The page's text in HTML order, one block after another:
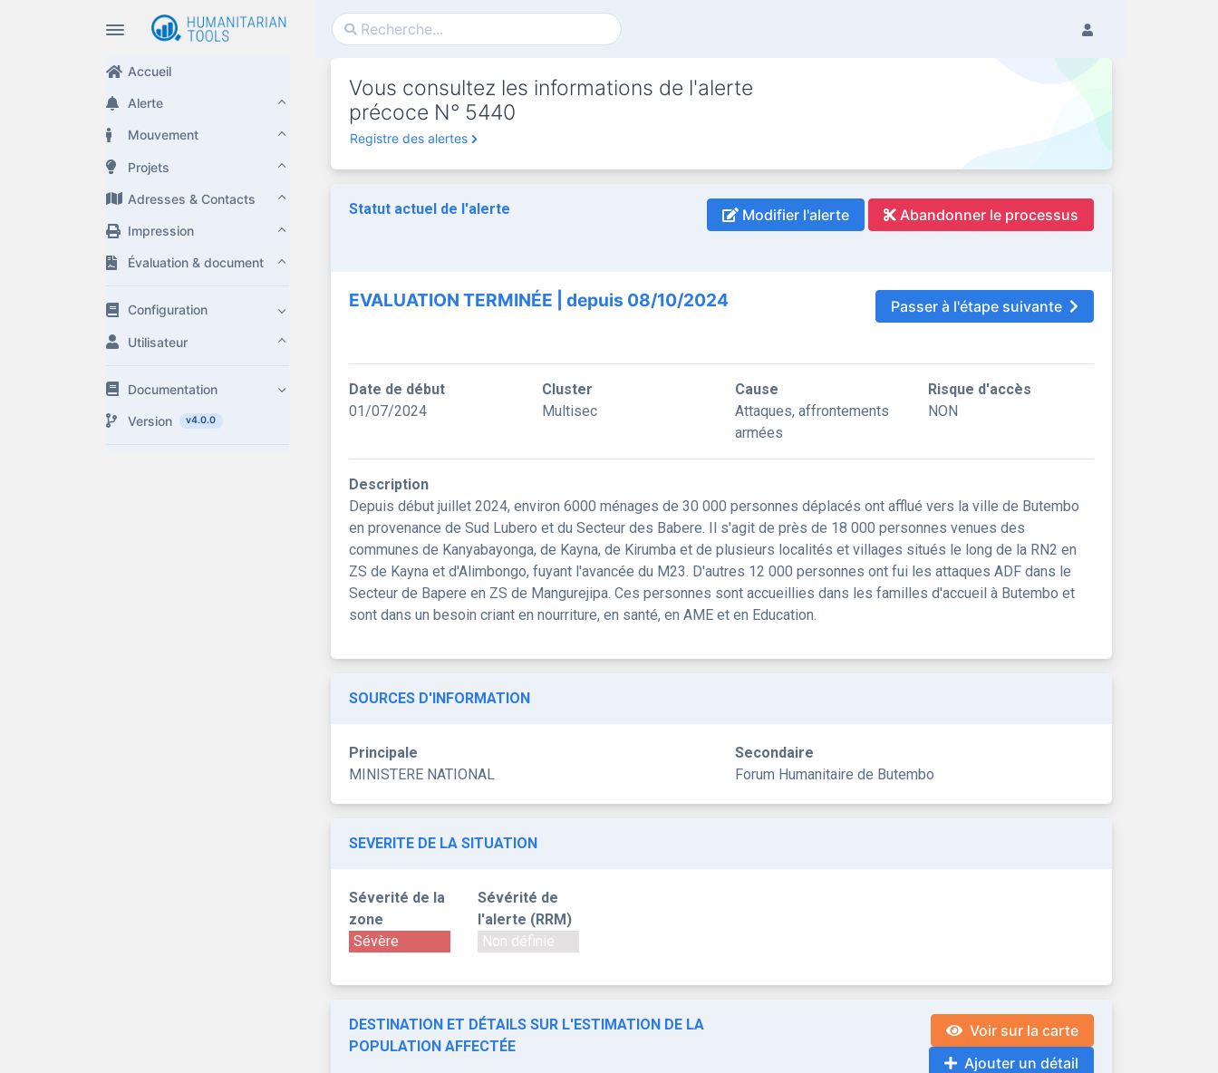
Accueil
Alerte
Mouvement
Projets
Adresses & Contacts
Impression
Évaluation & document
Configuration
Utilisateur
Documentation
Version v4.0.0
Vous consultez les informations de l'alerte
précoce N° 5440
Registre des alertes
Statut actuel de l'alerte Modifier l'alerte Abandonner le processus
EVALUATION TERMINÉE | depuis 08/10/2024 Passer à l'étape suivante
Date de début
01/07/2024
Cluster
Multisec
Cause
Attaques, affrontements
armées
Risque d'accès
NON
Description
Depuis début juillet 2024, environ 6000 ménages de 30 000 personnes déplacés ont afflué vers la ville de Butembo
en provenance de Sud Lubero et du Secteur des Babere. Il s'agit de près de 18 000 personnes venues des
communes de Kanyabayonga, de Kayna, de Kirumba et de plusieurs localités et villages situés le long de la RN2 en
ZS de Kayna et d'Alimbongo, fuyant l'avancée du M23. D'autres 12 000 personnes ont fui les attaques ADF dans le
Secteur de Bapere en ZS de Mangurejipa. Ces personnes sont accueillies dans les familles d'accueil à Butembo et
sont dans un besoin criant en nourriture, en santé, en AME et en Education.
SOURCES D'INFORMATION
Principale
MINISTERE NATIONAL
Secondaire
Forum Humanitaire de Butembo
SEVERITE DE LA SITUATION
Séverité de la
zone
Sévère
Sévérité de
l'alerte (RRM)
Non définie
DESTINATION ET DÉTAILS SUR L'ESTIMATION DE LA
POPULATION AFFECTÉE
Voir sur la carte
Ajouter un détail